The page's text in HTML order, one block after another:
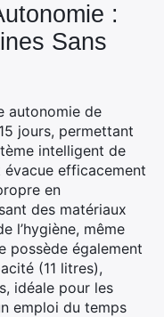
:
Sans
autonomie de
jours, permettant
intelligent de
efficacement
en
des matériaux
l’hygiène, même
possède également
(11 litres),
idéale pour les
emploi du temps